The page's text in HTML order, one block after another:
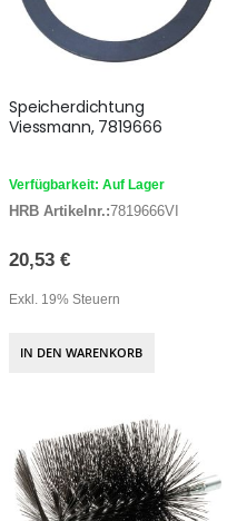
Speicherdichtung
Viessmann, 7819666
Verfügbarkeit: Auf Lager
HRB Artikelnr.:7819666VI
20,53 €
Exkl. 19% Steuern
IN DEN WARENKORB